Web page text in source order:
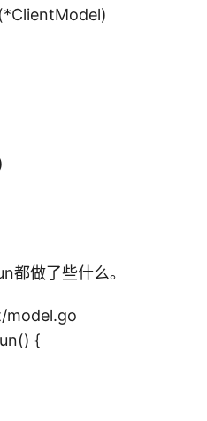
都做了些什么。
{